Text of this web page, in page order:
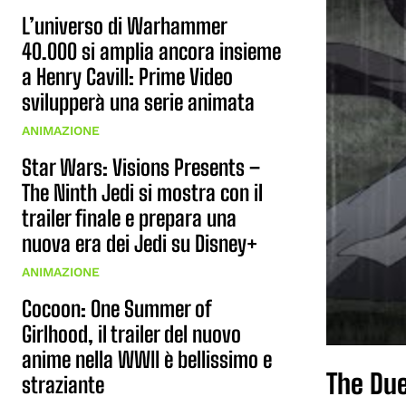
L’universo di Warhammer
40.000 si amplia ancora insieme
a Henry Cavill: Prime Video
svilupperà una serie animata
ANIMAZIONE
Star Wars: Visions Presents –
The Ninth Jedi si mostra con il
trailer finale e prepara una
nuova era dei Jedi su Disney+
ANIMAZIONE
Cocoon: One Summer of
Girlhood, il trailer del nuovo
anime nella WWII è bellissimo e
straziante
The